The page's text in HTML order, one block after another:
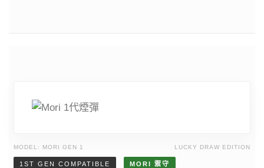
MODEL: MORI GEN 1 LUCKY DRAW EDITION
1ST GEN COMPATIBLE MORI 禦守